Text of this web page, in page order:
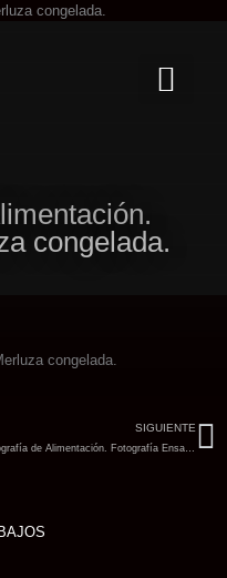
congelada.
congelada.
congelada.
SIGUIENTE
Fotografía de Alimentación. Fotografía Ensalada carta restaurante.